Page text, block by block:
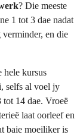
? Die meeste
1 tot 3 dae nadat
en die
kursus
selfs al voel jy
tot 14 dae. Vroeë
laat oorleef en
baie moeiliker is